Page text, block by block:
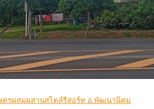
ตรผสมผสานสไตล์รีสอร์ท อ.พัฒนานิคม